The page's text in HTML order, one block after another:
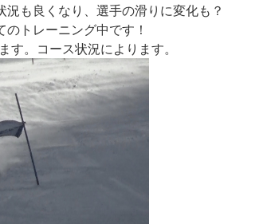
も良くなり、選手の滑りに変化も？
トレーニング中です！
す。コース状況によります。